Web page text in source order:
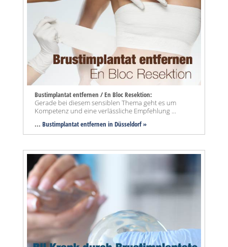
Bustimplantat entfernen / En Bloc Resektion:
Gerade bei diesem sensiblen Thema geht es um
Kompetenz und eine verlässliche Empfehlung ...
... Bustimplantat entfernen in Düsseldorf »